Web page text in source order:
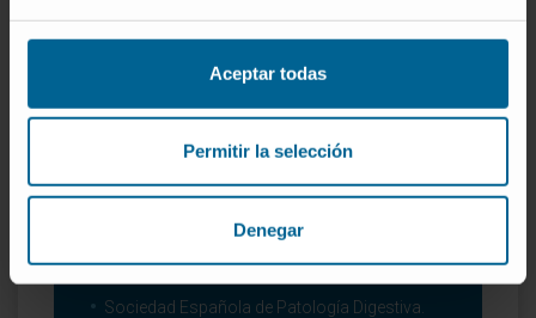
Aceptar todas
Permitir la selección
Denegar
Organismos científicos
Sociedad Española de Patología Digestiva.